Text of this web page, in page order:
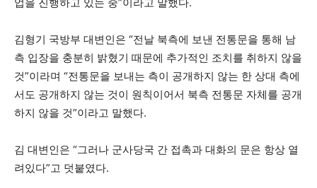
김형기 국방부 대변인은 “전날 북측에 보낸 전통문을 통해 남
측 입장을 충분히 밝혔기 때문에 추가적인 조치를 취하지 않을
것”이라며 “전통문을 보내는 측이 공개하지 않는 한 상대 측에
서도 공개하지 않는 것이 원칙이어서 북측 전통문 자체를 공개
하지 않을 것”이라고 말했다.
김 대변인은 “그러나 군사당국 간 접촉과 대화의 문은 항상 열
려있다”고 덧붙였다.